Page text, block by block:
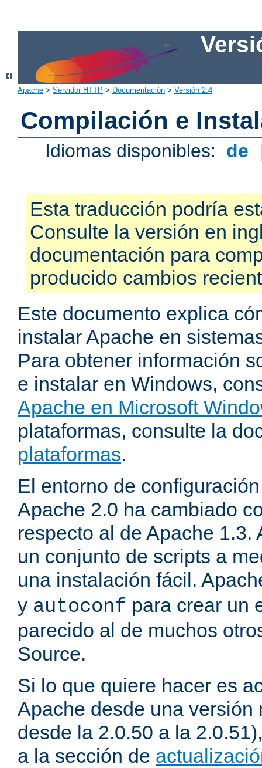
Apache > Servidor HTTP > Documentación > Versión 2.4
Compilación e
Idiomas disponibles: de
Esta traducción podría
Consulte la versión en
documentación para
producido cambios
Este documento explica
instalar Apache en
Para obtener información
e instalar en Windows,
Apache en Microsoft
plataformas, consulte la
plataformas.
El entorno de
Apache 2.0 ha cambiado
respecto al de Apache 1.3.
un conjunto de scripts a
una instalación fácil.
y autoconf para crear un
parecido al de muchos
Source.
Si lo que quiere hacer es
Apache desde una versión
desde la 2.0.50 a la
a la sección de